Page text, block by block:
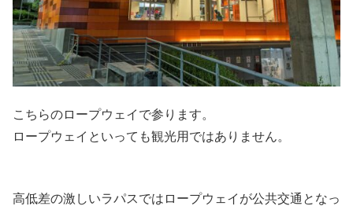
こちらのロープウェイで参ります。
ロープウェイといっても観光用ではありません。
高低差の激しいラパスではロープウェイが公共交通となっ